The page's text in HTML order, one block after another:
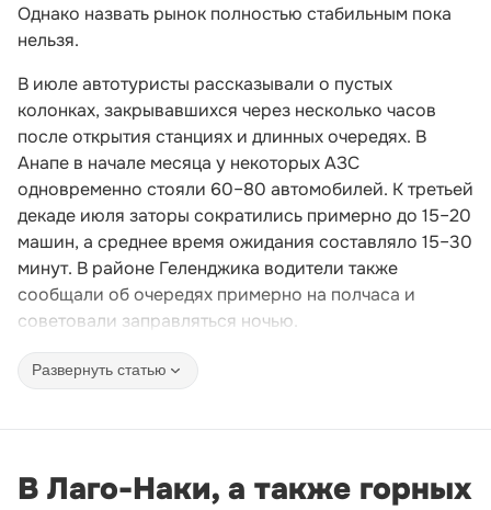
Однако назвать рынок полностью стабильным пока
нельзя.
В июле автотуристы рассказывали о пустых
колонках, закрывавшихся через несколько часов
после открытия станциях и длинных очередях. В
Анапе в начале месяца у некоторых АЗС
одновременно стояли 60–80 автомобилей. К третьей
декаде июля заторы сократились примерно до 15–20
машин, а среднее время ожидания составляло 15–30
минут. В районе Геленджика водители также
сообщали об очередях примерно на полчаса и
советовали заправляться ночью.
Развернуть статью
В Лаго-Наки, а также горных